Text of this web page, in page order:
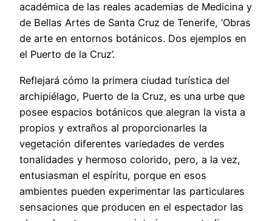
académica de las reales academias de Medicina y
de Bellas Artes de Santa Cruz de Tenerife, ‘Obras
de arte en entornos botánicos. Dos ejemplos en
el Puerto de la Cruz’.
Reflejará cómo la primera ciudad turística del
archipiélago, Puerto de la Cruz, es una urbe que
posee espacios botánicos que alegran la vista a
propios y extraños al proporcionarles la
vegetación diferentes variedades de verdes
tonalidades y hermoso colorido, pero, a la vez,
entusiasman el espíritu, porque en esos
ambientes pueden experimentar las particulares
sensaciones que producen en el espectador las